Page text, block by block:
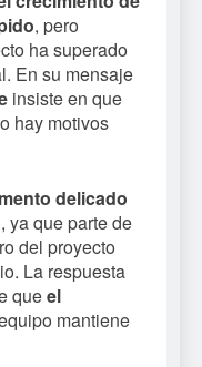
, pero
ha superado
En su mensaje
insiste en que
hay motivos
delicado
, ya que parte de
del proyecto
La respuesta
queel
mantiene